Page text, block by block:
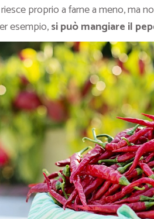
proprio a farne a meno, ma
esempio,si può mangiare il